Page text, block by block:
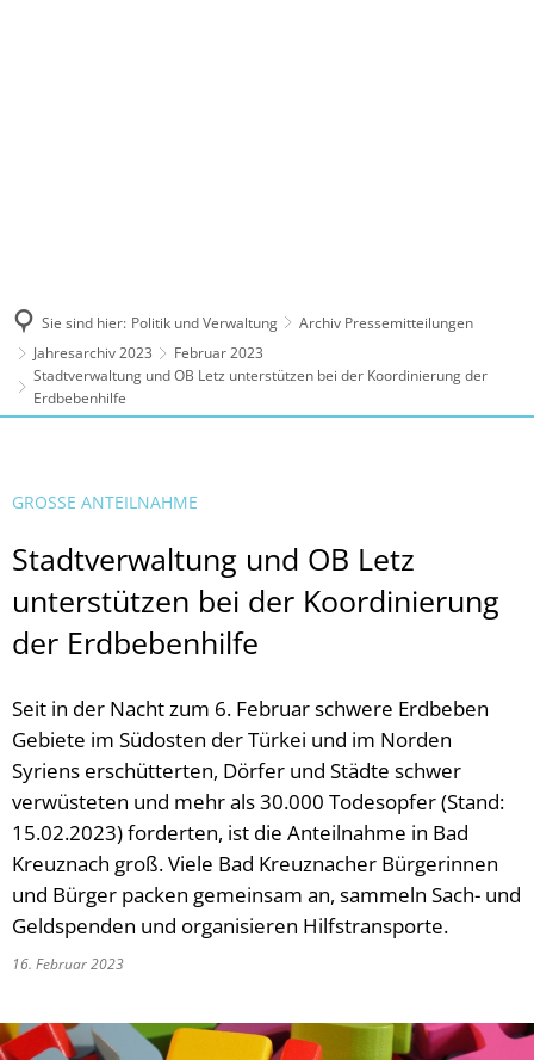
Sie sind hier: Politik und Verwaltung
Archiv Pressemitteilungen
Jahresarchiv 2023
Februar 2023
Stadtverwaltung und OB Letz unterstützen bei der Koordinierung der
Erdbebenhilfe
GROSSE ANTEILNAHME
Stadtverwaltung und OB Letz
unterstützen bei der Koordinierung
der Erdbebenhilfe
Seit in der Nacht zum 6. Februar schwere Erdbeben
Gebiete im Südosten der Türkei und im Norden
Syriens erschütterten, Dörfer und Städte schwer
verwüsteten und mehr als 30.000 Todesopfer (Stand:
15.02.2023) forderten, ist die Anteilnahme in Bad
Kreuznach groß. Viele Bad Kreuznacher Bürgerinnen
und Bürger packen gemeinsam an, sammeln Sach- und
Geldspenden und organisieren Hilfstransporte.
16. Februar 2023